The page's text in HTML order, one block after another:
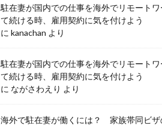
駐在妻が国内での仕事を海外でリモートワ
て続ける時、雇用契約に気を付けよう
に kanachan より
駐在妻が国内での仕事を海外でリモートワ
て続ける時、雇用契約に気を付けよう
に ながさわえり より
海外で駐在妻が働くには？ 家族帯同ビザ